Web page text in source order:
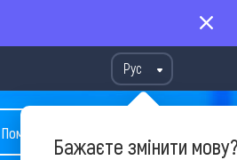
Рус
Бажаєте змінити
Помощь в подборе тура